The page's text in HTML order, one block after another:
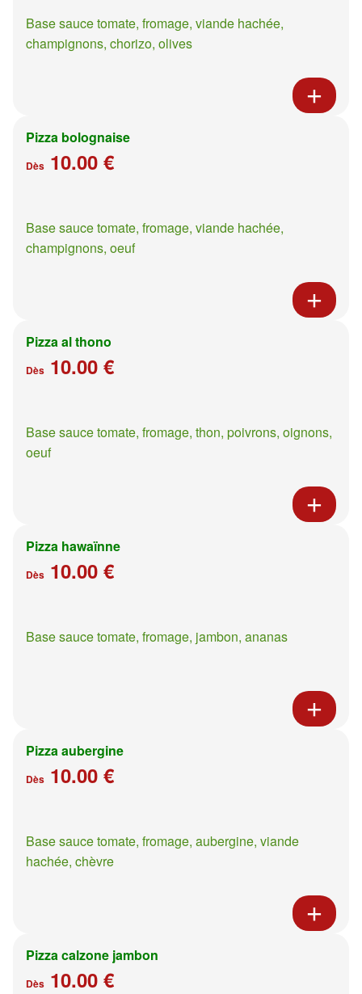
Base sauce tomate, fromage, viande hachée,
champignons, chorizo, olives
Pizza bolognaise
Dès 10.00 €
Base sauce tomate, fromage, viande hachée,
champignons, oeuf
Pizza al thono
Dès 10.00 €
Base sauce tomate, fromage, thon, poivrons, oignons,
oeuf
Pizza hawaïnne
Dès 10.00 €
Base sauce tomate, fromage, jambon, ananas
Pizza aubergine
Dès 10.00 €
Base sauce tomate, fromage, aubergine, viande
hachée, chèvre
Pizza calzone jambon
Dès 10.00 €